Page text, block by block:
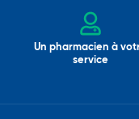
Un pharmacien à
service